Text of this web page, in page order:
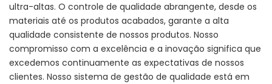
ultra-altas. O controle de qualidade abrangente, desde os
materiais até os produtos acabados, garante a alta
qualidade consistente de nossos produtos. Nosso
compromisso com a excelência e a inovação significa que
excedemos continuamente as expectativas de nossos
clientes. Nosso sistema de gestão de qualidade está em